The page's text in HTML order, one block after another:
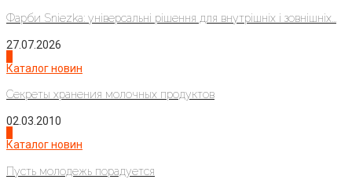
Фарби Sniezka: універсальні рішення для внутрішніх і зовнішніх...
27.07.2026
Каталог новин
Секреты хранения молочных продуктов
02.03.2010
Каталог новин
Пусть молодежь порадуется